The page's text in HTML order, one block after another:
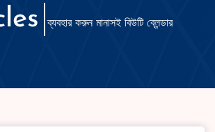
ব্যবহার করুন মানাসই বিউটি ব্লেন্ডার